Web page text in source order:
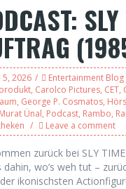
2026 Entertainment Blog
, Carolco Pictures, CET,
, George P. Cosmatos,
Murat Ünal, Podcast, Rambo,
Leave a comment
zurück bei SLY TIME
dahin, wo’s weh tut –
ikonischsten